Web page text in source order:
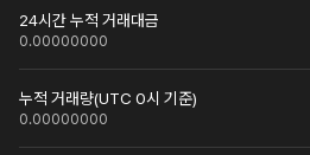
24시간 누적 거래대금
0.00000000
누적 거래량(UTC 0시 기준)
0.00000000